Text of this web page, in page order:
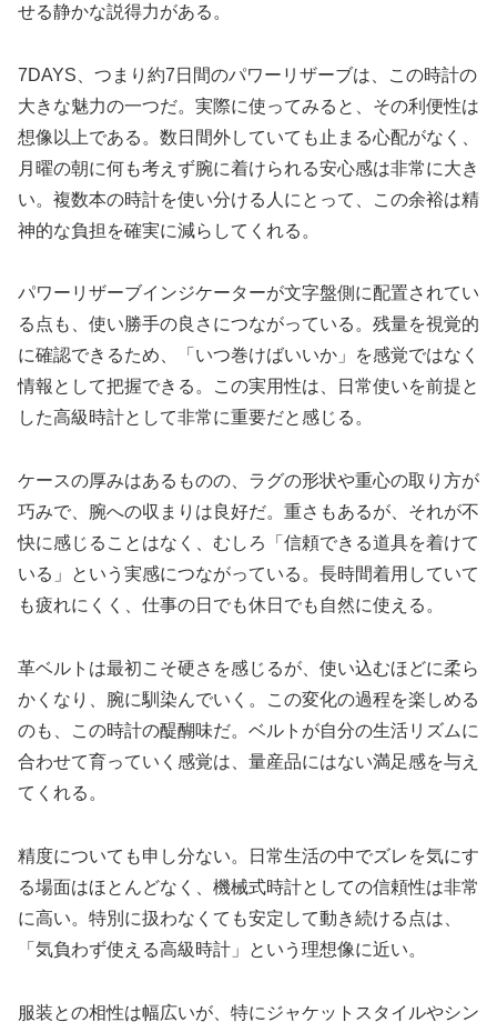
せる静かな説得力がある。
7DAYS、つまり約7日間のパワーリザーブは、この時計の
大きな魅力の一つだ。実際に使ってみると、その利便性は
想像以上である。数日間外していても止まる心配がなく、
月曜の朝に何も考えず腕に着けられる安心感は非常に大き
い。複数本の時計を使い分ける人にとって、この余裕は精
神的な負担を確実に減らしてくれる。
パワーリザーブインジケーターが文字盤側に配置されてい
る点も、使い勝手の良さにつながっている。残量を視覚的
に確認できるため、「いつ巻けばいいか」を感覚ではなく
情報として把握できる。この実用性は、日常使いを前提と
した高級時計として非常に重要だと感じる。
ケースの厚みはあるものの、ラグの形状や重心の取り方が
巧みで、腕への収まりは良好だ。重さもあるが、それが不
快に感じることはなく、むしろ「信頼できる道具を着けて
いる」という実感につながっている。長時間着用していて
も疲れにくく、仕事の日でも休日でも自然に使える。
革ベルトは最初こそ硬さを感じるが、使い込むほどに柔ら
かくなり、腕に馴染んでいく。この変化の過程を楽しめる
のも、この時計の醍醐味だ。ベルトが自分の生活リズムに
合わせて育っていく感覚は、量産品にはない満足感を与え
てくれる。
精度についても申し分ない。日常生活の中でズレを気にす
る場面はほとんどなく、機械式時計としての信頼性は非常
に高い。特別に扱わなくても安定して動き続ける点は、
「気負わず使える高級時計」という理想像に近い。
服装との相性は幅広いが、特にジャケットスタイルやシン